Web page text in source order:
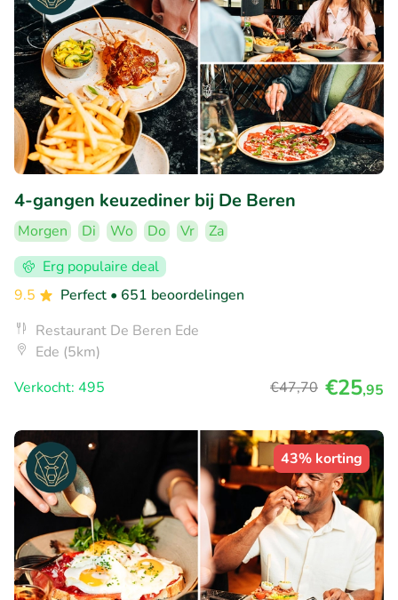
4-gangen keuzediner bij De Beren
Morgen Di Wo Do Vr
Za
Erg populaire deal
9.5
Perfect • 651 beoordelingen
Restaurant De Beren Ede
Ede (5km)
Verkocht: 495
€47,70 €25,95
43% korting